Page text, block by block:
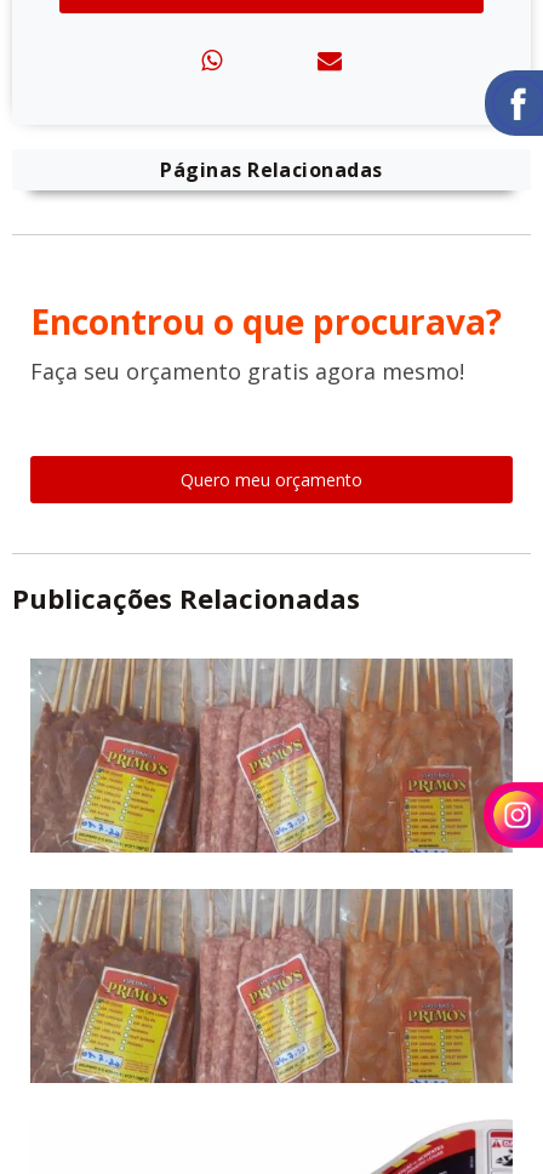
Páginas Relacionadas
Encontrou o que procurava?
Faça seu orçamento gratis agora mesmo!
Quero meu orçamento
Publicações Relacionadas